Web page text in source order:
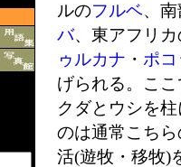
ルのフルベ、南
バ、東アフリカ
ゥルカナ ・ ポ
げられる。こ
クダとウシを柱
のは通常こち
活(遊牧・移牧)